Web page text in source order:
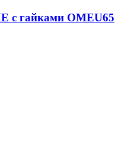
с гайками OMEU65